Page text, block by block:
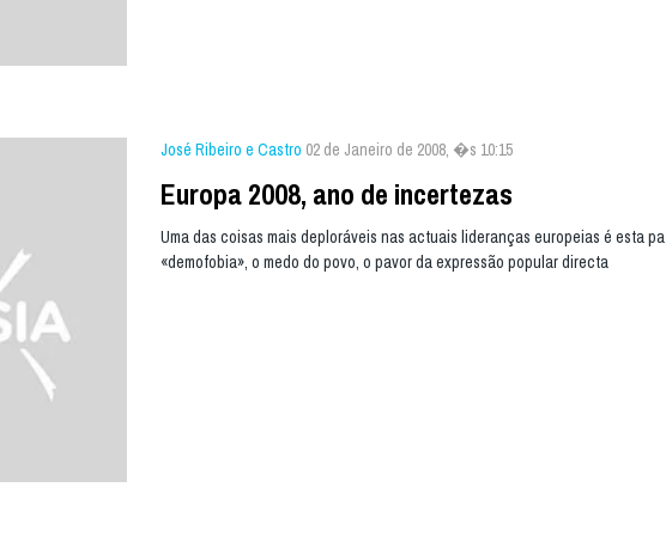
José Ribeiro e Castro 02 de Janeiro de 2008, �s 10:15
Europa 2008, ano de incertezas
Uma das coisas mais deploráveis nas actuais lideranças europeias é esta
«demofobia», o medo do povo, o pavor da expressão popular directa